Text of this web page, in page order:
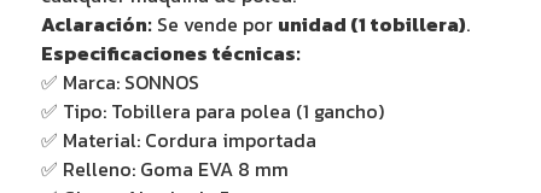
Aclaración:Se vende por unidad (1 tobillera).
Especificaciones técnicas:
✅ Marca: SONNOS
✅ Tipo: Tobillera para polea (1 gancho)
✅ Material: Cordura importada
✅ Relleno: Goma EVA 8 mm